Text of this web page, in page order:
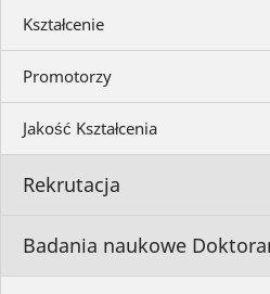
Kształcenie
Promotorzy
Jakość Kształcenia
Rekrutacja
Badania naukowe